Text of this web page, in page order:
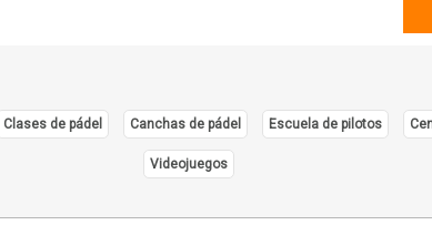
Clases de pádel Canchas de pádel Escuela de pilotos
Videojuegos